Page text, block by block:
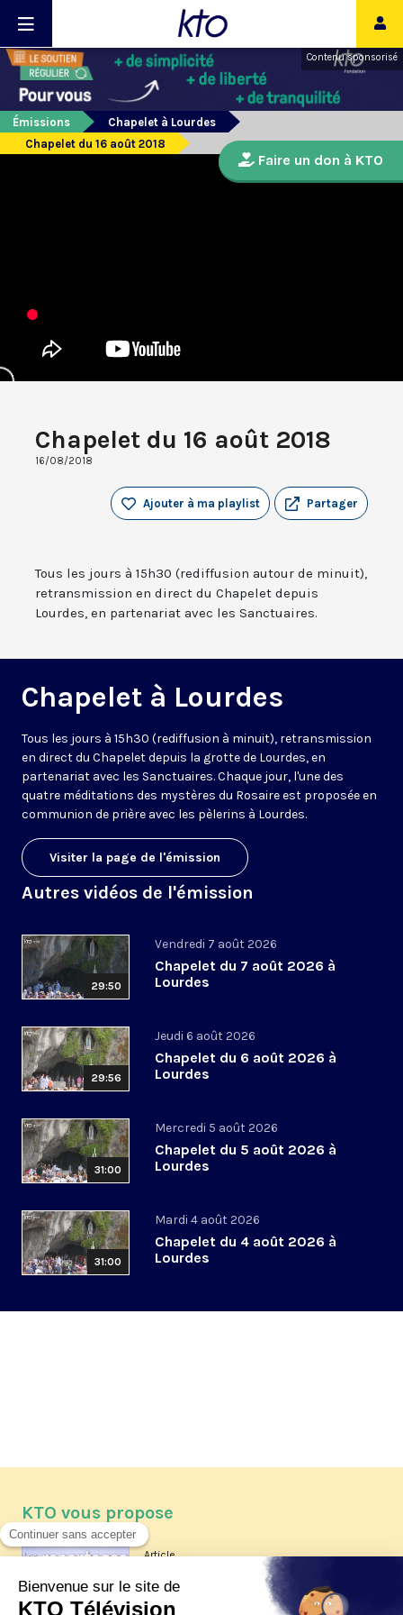
Contenu sponsorisé
Émissions
Chapelet à Lourdes
Chapelet du 16 août 2018
Chapelet du 16 août 2018
16/08/2018
Partager
Ajouter à ma playlist
Tous les jours à 15h30 (rediffusion autour de minuit),
retransmission en direct du Chapelet depuis
Lourdes, en partenariat avec les Sanctuaires.
Chapelet à Lourdes
Tous les jours à 15h30 (rediffusion à minuit), retransmission
en direct du Chapelet depuis la grotte de Lourdes, en
partenariat avec les Sanctuaires. Chaque jour, l'une des
quatre méditations des mystères du Rosaire est proposée en
communion de prière avec les pèlerins à Lourdes.
Visiter la page de l'émission
Autres vidéos de l'émission
29:50
Vendredi 7 août 2026
Chapelet du 7 août 2026 à
Lourdes
29:56
Jeudi 6 août 2026
Chapelet du 6 août 2026 à
Lourdes
31:00
Mercredi 5 août 2026
Chapelet du 5 août 2026 à
Lourdes
31:00
Mardi 4 août 2026
Chapelet du 4 août 2026 à
Lourdes
Faire un don à KTO
KTO vous propose
Article
Les reportages d'été 2026 de KTO